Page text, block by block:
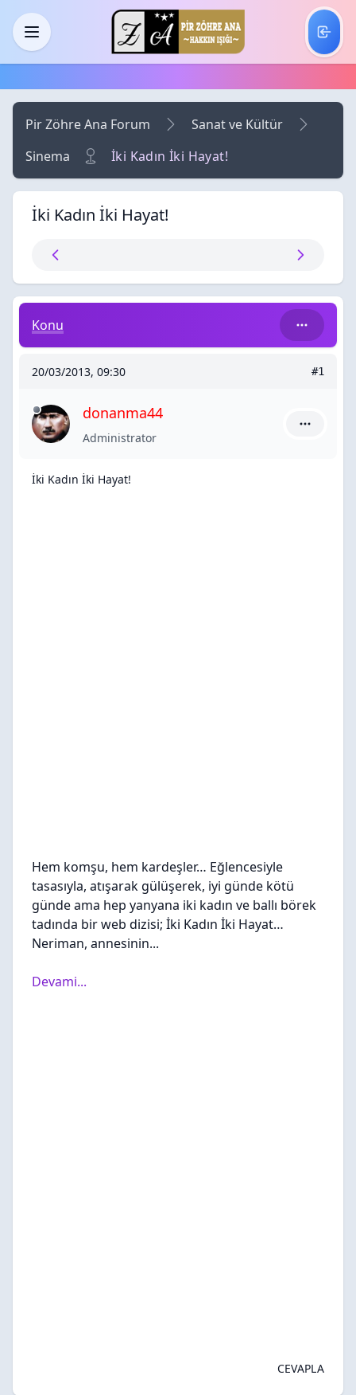
Skip to main content
Menü
Pir Zöhre Ana Forum
Sanat ve Kültür
Sinema
İki Kadın İki Hayat!
İki Kadın İki Hayat!
İki Kadın İki Hayat!
Konu
20/03/2013, 09:30 #1
donanma44
Administrator
İki Kadın İki Hayat!
Hem komşu, hem kardeşler… Eğlencesiyle
tasasıyla, atışarak gülüşerek, iyi günde kötü
günde ama hep yanyana iki kadın ve ballı börek
tadında bir web dizisi; İki Kadın İki Hayat…
Neriman, annesinin...
Devami...
CEVAPLA